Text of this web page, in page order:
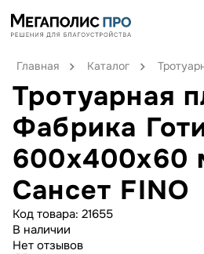
Главная Каталог
Тротуарная
Фабрика
600х400х60
Сансет FINO
Код товара: 21655
В наличии
Нет отзывов